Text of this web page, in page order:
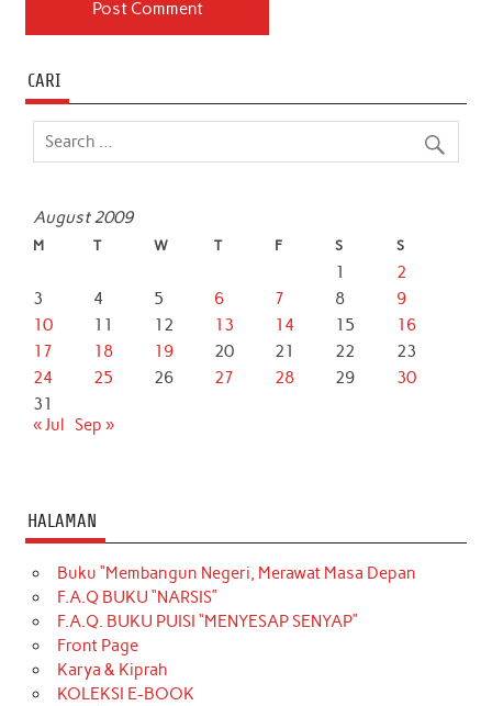
CARI
August 2009
M T W T F S S
1
2
3
4 5 6 7 8
9
10
11 12 13 14 15
16
17
18 19 20 21 22
23
24
25 26 27 28 29
30
31
« Jul Sep »
HALAMAN
Buku “Membangun Negeri, Merawat Masa Depan
F.A.Q BUKU “NARSIS”
F.A.Q. BUKU PUISI “MENYESAP SENYAP”
Front Page
Karya & Kiprah
KOLEKSI E-BOOK